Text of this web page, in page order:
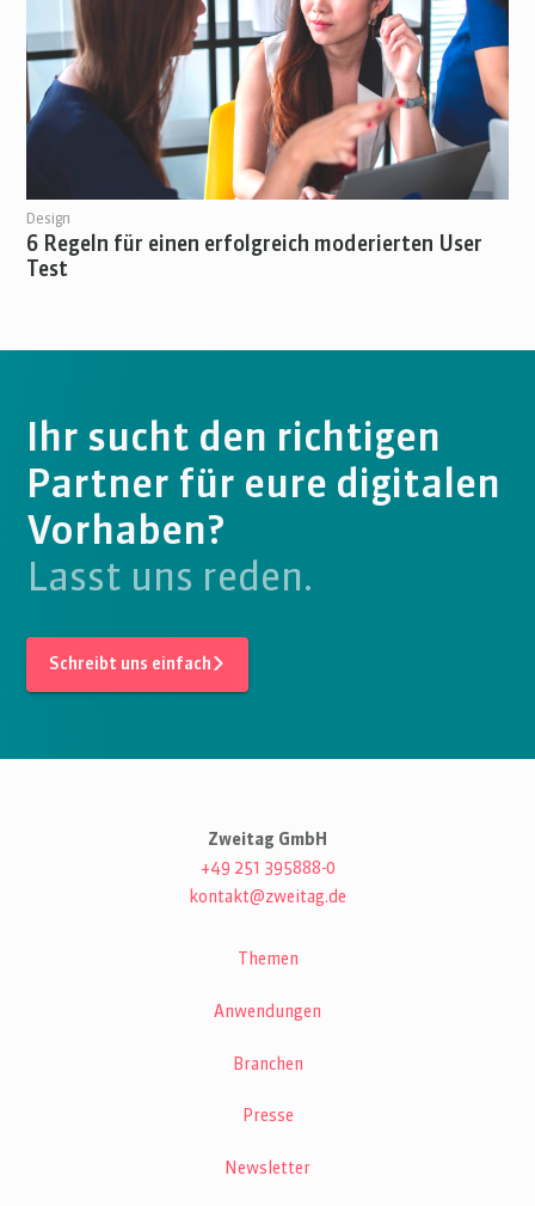
Design
6 Regeln für einen erfolgreich moderierten User
Test
Ihr sucht den richtigen
Partner für eure digitalen
Vorhaben?
Lasst uns reden.
Schreibt uns einfach
Zweitag GmbH
+49 251 395888-0
kontakt@zweitag.de
Themen
Anwendungen
Branchen
Presse
Newsletter